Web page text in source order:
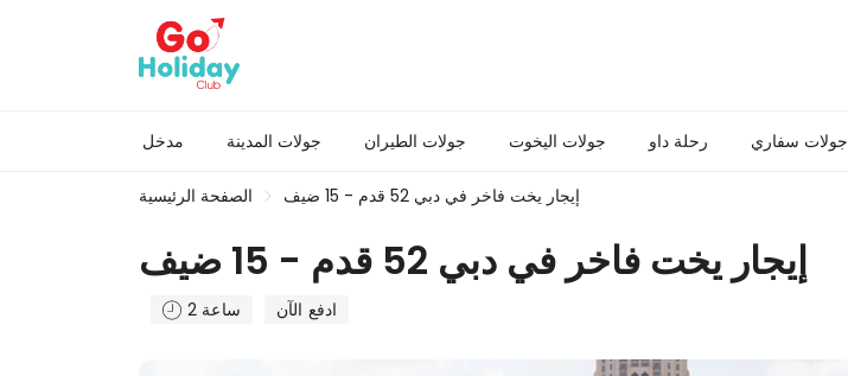
مدخل جولات المدينة جولات الطيران جولات اليخوت رحلة داو جولات سفاري
الصفحة الرئيسية إيجار يخت فاخر في دبي 52 قدم - 15 ضيف
إيجار يخت فاخر في دبي 52 قدم - 15 ضيف
2 ساعة ادفع الآن